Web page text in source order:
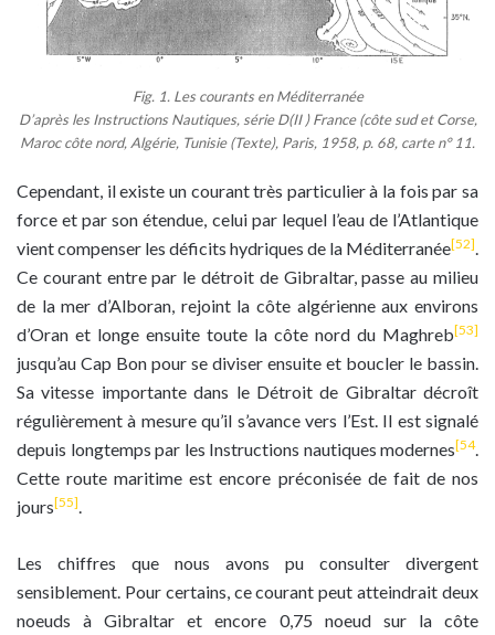
Fig. 1. Les courants en Méditerranée
D’après les Instructions Nautiques, série D(II ) France (côte sud et Corse,
Maroc côte nord, Algérie, Tunisie (Texte), Paris, 1958, p. 68, carte n° 11.
Cependant, il existe un courant très particulier à la fois par sa
force et par son étendue, celui par lequel l’eau de l’Atlantique
vient compenser les déficits hydriques de la Méditerranée[52].
Ce courant entre par le détroit de Gibraltar, passe au milieu
de la mer d’Alboran, rejoint la côte algérienne aux environs
d’Oran et longe ensuite toute la côte nord du Maghreb[53]
jusqu’au Cap Bon pour se diviser ensuite et boucler le bassin.
Sa vitesse importante dans le Détroit de Gibraltar décroît
régulièrement à mesure qu’il s’avance vers l’Est. Il est signalé
depuis longtemps par les Instructions nautiques modernes[54.
Cette route maritime est encore préconisée de fait de nos
jours[55].
Les chiffres que nous avons pu consulter divergent
sensiblement. Pour certains, ce courant peut atteindrait deux
noeuds à Gibraltar et encore 0,75 noeud sur la côte